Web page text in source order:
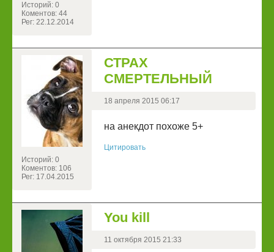
Историй: 0
Коментов: 44
Рег: 22.12.2014
Историй: 0
Коментов: 106
Рег: 17.04.2015
СТРАХ
СМЕРТЕЛЬНЫЙ
18 апреля 2015 06:17
на анекдот похоже 5+
Цитировать
You kill
11 октября 2015 21:33